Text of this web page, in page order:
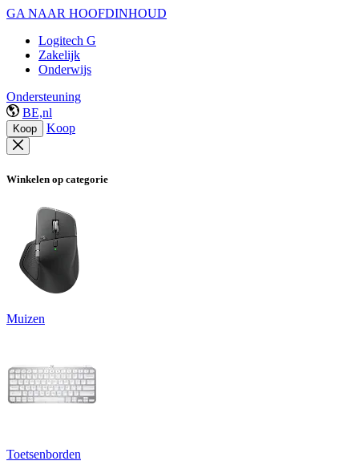
GA NAAR HOOFDINHOUD
Logitech G
Zakelijk
Onderwijs
Ondersteuning
BE,nl
Koop Koop
Winkelen op categorie
Muizen
Toetsenborden